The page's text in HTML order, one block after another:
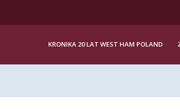
KRONIKA 20 LAT WEST HAM POLAND